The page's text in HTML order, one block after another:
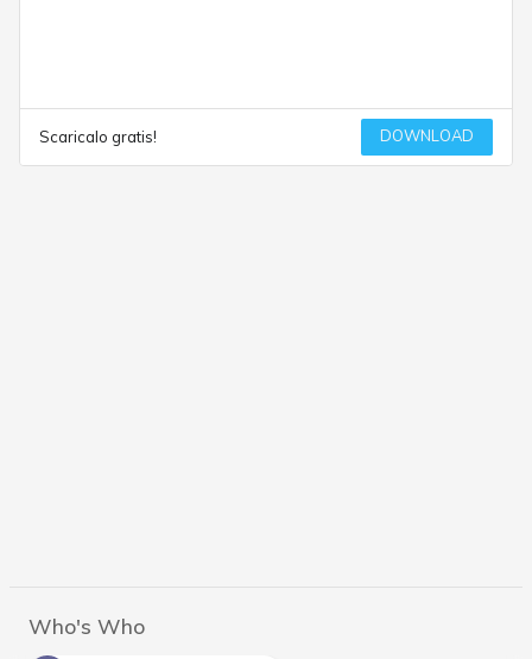
Scaricalo gratis! DOWNLOAD
Who's Who